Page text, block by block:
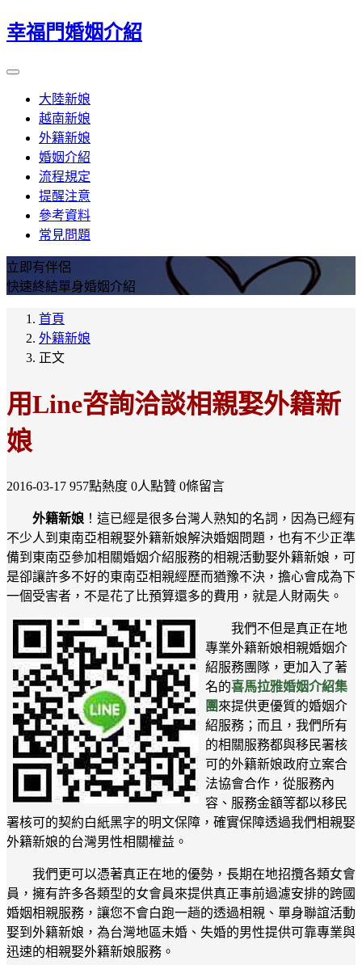
幸福門婚姻介紹
大陸新娘
越南新娘
外籍新娘
婚姻介紹
流程規定
提醒注意
參考資料
常見問題
立即有伴侶
快速終結單身婚姻介紹
首頁
外籍新娘
正文
用Line咨詢洽談相親娶外籍新
娘
2016-03-17 957點熱度 0人點贊 0條留言
外籍新娘 ！這已經是很多台灣人熟知的名詞，因為已經有
不少人到東南亞相親娶外籍新娘解決婚姻問題，也有不少正準
備到東南亞參加相關婚姻介紹服務的相親活動娶外籍新娘，可
是卻讓許多不好的東南亞相親經歷而猶豫不決，擔心會成為下
一個受害者，不是花了比預算還多的費用，就是人財兩失。
我們不但是真正在地
專業外籍新娘相親婚姻介
紹服務團隊，更加入了著
名的喜馬拉雅婚姻介紹集
團來提供更優質的婚姻介
紹服務；而且，我們所有
的相關服務都與移民署核
可的外籍新娘政府立案合
法協會合作，從服務內
容、服務金額等都以移民
署核可的契約白紙黑字的明文保障，確實保障透過我們相親娶
外籍新娘的台灣男性相關權益。
我們更可以憑著真正在地的優勢，長期在地招攬各類女會
員，擁有許多各類型的女會員來提供真正事前過濾安排的跨國
婚姻相親服務，讓您不會白跑一趟的透過相親、單身聯誼活動
娶到外籍新娘，為台灣地區未婚、失婚的男性提供可靠專業與
迅速的相親娶外籍新娘服務。